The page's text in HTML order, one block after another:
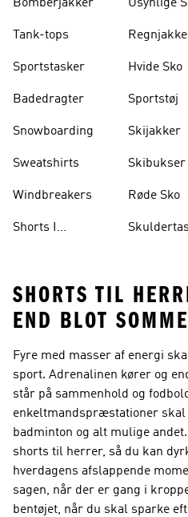
Bomberjakker
Tank-tops
Sportstasker
Badedragter
Snowboarding
Sweatshirts
Windbreakers
Shorts I
Usynlige
Hvide Sko
Sportstøj
Skijakker
Skibukser
Røde Sko
SHORTS TIL
END BLOT
Fyre med masser af energi
sport. Adrenalinen kører og
står på sammenhold og
enkeltmandspræstationer
badminton og alt mulige
shorts til herrer, så du kan
hverdagens afslappende
sagen, når der er gang i
bentøjet, når du skal sparke